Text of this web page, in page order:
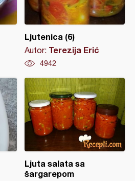
Ljutenica (6)
Autor: Terezija Erić
4942
Ljuta salata sa
šargarepom